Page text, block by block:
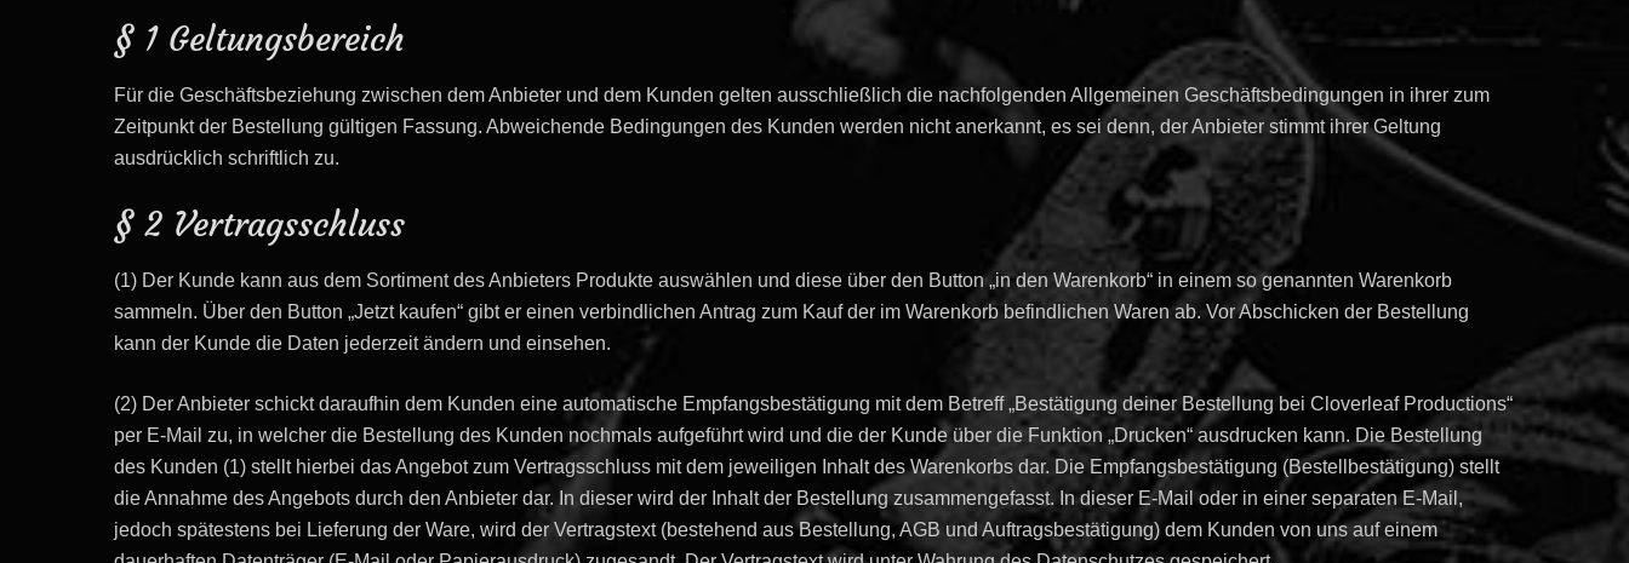
§ 1 Geltungsbereich
Für die Geschäftsbeziehung zwischen dem Anbieter und dem Kunden gelten ausschließlich die nachfolgenden Allgemeinen Geschäftsbedingungen in ihrer zum
Zeitpunkt der Bestellung gültigen Fassung. Abweichende Bedingungen des Kunden werden nicht anerkannt, es sei denn, der Anbieter stimmt ihrer Geltung
ausdrücklich schriftlich zu.
§ 2 Vertragsschluss
(1) Der Kunde kann aus dem Sortiment des Anbieters Produkte auswählen und diese über den Button „in den Warenkorb“ in einem so genannten Warenkorb
sammeln. Über den Button „Jetzt kaufen“ gibt er einen verbindlichen Antrag zum Kauf der im Warenkorb befindlichen Waren ab. Vor Abschicken der Bestellung
kann der Kunde die Daten jederzeit ändern und einsehen.
(2) Der Anbieter schickt daraufhin dem Kunden eine automatische Empfangsbestätigung mit dem Betreff „Bestätigung deiner Bestellung bei Cloverleaf Productions“
per E-Mail zu, in welcher die Bestellung des Kunden nochmals aufgeführt wird und die der Kunde über die Funktion „Drucken“ ausdrucken kann. Die Bestellung
des Kunden (1) stellt hierbei das Angebot zum Vertragsschluss mit dem jeweiligen Inhalt des Warenkorbs dar. Die Empfangsbestätigung (Bestellbestätigung) stellt
die Annahme des Angebots durch den Anbieter dar. In dieser wird der Inhalt der Bestellung zusammengefasst. In dieser E-Mail oder in einer separaten E-Mail,
jedoch spätestens bei Lieferung der Ware, wird der Vertragstext (bestehend aus Bestellung, AGB und Auftragsbestätigung) dem Kunden von uns auf einem